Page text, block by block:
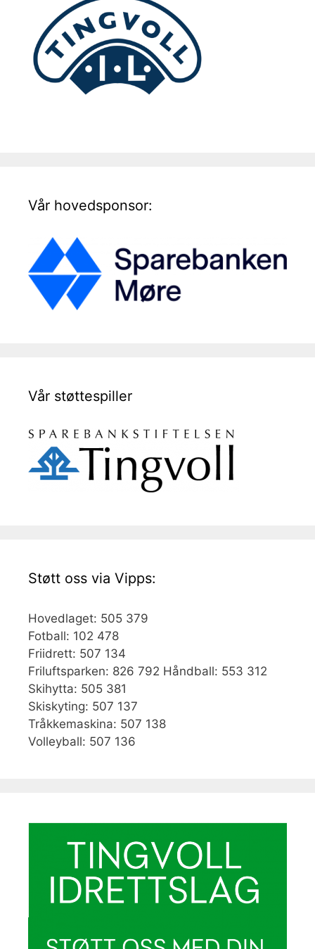
Vår hovedsponsor:
Vår støttespiller
Støtt oss via Vipps:
Hovedlaget: 505 379
Fotball: 102 478
Friidrett: 507 134
Friluftsparken: 826 792 Håndball: 553 312
Skihytta: 505 381
Skiskyting: 507 137
Tråkkemaskina: 507 138
Volleyball: 507 136